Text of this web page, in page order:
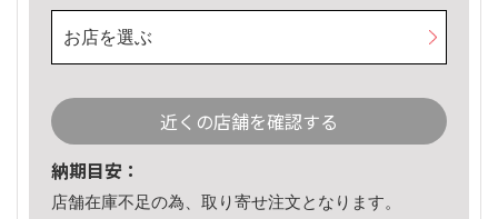
お店を選ぶ
近くの店舗を確認する
納期目安：
店舗在庫不足の為、取り寄せ注文となります。